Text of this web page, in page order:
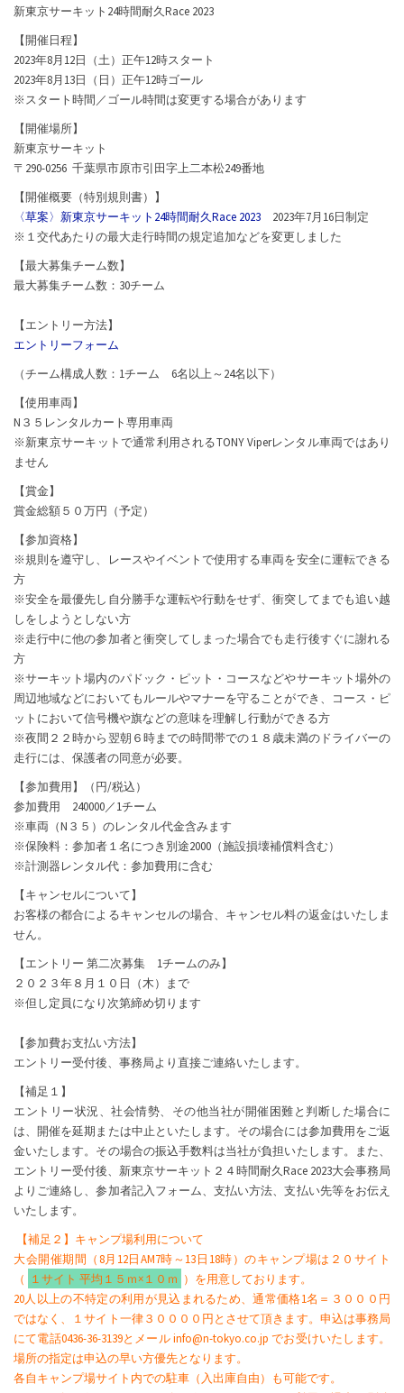
新東京サーキット24時間耐久Race 2023
【開催日程】
2023年8月12日（土）正午12時スタート
2023年8月13日（日）正午12時ゴール
※スタート時間／ゴール時間は変更する場合があります
【開催場所】
新東京サーキット
〒290-0256 千葉県市原市引田字上二本松249番地
【開催概要（特別規則書）】
〈草案〉新東京サーキット24時間耐久Race 2023 2023年7月16日制定
※１交代あたりの最大走行時間の規定追加などを変更しました
【最大募集チーム数】
最大募集チーム数：30チーム
【エントリー方法】
エントリーフォーム
（チーム構成人数：1チーム 6名以上～24名以下）
【使用車両】
N３５レンタルカート専用車両
※新東京サーキットで通常利用されるTONY Viperレンタル車両ではあり
ません
【賞金】
賞金総額５０万円（予定）
【参加資格】
※規則を遵守し、レースやイベントで使用する車両を安全に運転できる
方
※安全を最優先し自分勝手な運転や行動をせず、衝突してまでも追い越
しをしようとしない方
※走行中に他の参加者と衝突してしまった場合でも走行後すぐに謝れる
方
※サーキット場内のパドック・ピット・コースなどやサーキット場外の
周辺地域などにおいてもルールやマナーを守ることができ、コース・ピ
ットにおいて信号機や旗などの意味を理解し行動ができる方
※夜間２２時から翌朝６時までの時間帯での１８歳未満のドライバーの
走行には、保護者の同意が必要。
【参加費用】（円/税込）
参加費用 240000／1チーム
※車両（N３５）のレンタル代金含みます
※保険料：参加者１名につき別途2000（施設損壊補償料含む）
※計測器レンタル代：参加費用に含む
【キャンセルについて】
お客様の都合によるキャンセルの場合、キャンセル料の返金はいたしま
せん。
【エントリー 第二次募集 1チームのみ】
２０２３年８月１０日（木）まで
※但し定員になり次第締め切ります
【参加費お支払い方法】
エントリー受付後、事務局より直接ご連絡いたします。
【補足１】
エントリー状況、社会情勢、その他当社が開催困難と判断した場合に
は、開催を延期または中止といたします。その場合には参加費用をご返
金いたします。その場合の振込手数料は当社が負担いたします。また、
エントリー受付後、新東京サーキット２４時間耐久Race 2023大会事務局
よりご連絡し、参加者記入フォーム、支払い方法、支払い先等をお伝え
いたします。
【補足２】キャンプ場利用について
大会開催期間（8月12日AM7時～13日18時）のキャンプ場は２０サイト
（ １サイト 平均１５ｍ×１０ｍ ）を用意しております。
20人以上の不特定の利用が見込まれるため、通常価格1名＝３０００円
ではなく、１サイト一律３００００円とさせて頂きます。申込は事務局
にて電話0436-36-3139とメール info@n-tokyo.co.jp でお受けいたします。
場所の指定は申込の早い方優先となります。
各自キャンプ場サイト内での駐車（入出庫自由）も可能です。